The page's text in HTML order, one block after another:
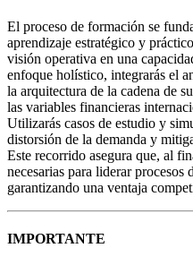
El proceso de formación se
aprendizaje estratégico y
visión operativa en una
enfoque holístico, integrarás el
la arquitectura de la cadena de
las variables financieras
Utilizarás casos de estudio y
distorsión de la demanda y
Este recorrido asegura que, al
necesarias para liderar
garantizando una ventaja
IMPORTANTE